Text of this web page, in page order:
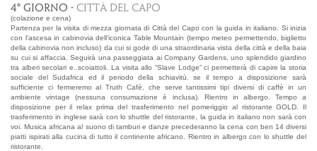
4° GIORNO - CITTÀ DEL CAPO
(colazione e cena)
Partenza per la visita di mezza giornata di Città del Capo con la guida in italiano. Si inizia
con l’ascesa in cabinovia dell’iconica Table Mountain (tempo meteo permettendo, biglietto
della cabinovia non incluso) da cui si gode di una straordinaria vista della città e della baia
su cui si affaccia. Seguirà una passeggiata ai Company Gardens, uno splendido giardino
tra alberi secolari e..scoiattoli. La visita allo “Slave Lodge” ci permetterà di capire la storia
sociale del Sudafrica ed il periodo della schiavitù. se il tempo a disposizione sarà
sufficiente ci fermeremo al Truth Cafè, che serve tantissimi tipi diversi di caffè in un
ambiente vintage (nessuna consumazione è inclusa). Rientro in albergo. Tempo a
disposizione per il relax prima del trasferimento nel pomeriggio al ristorante GOLD. Il
trasferimento in inglese sarà con lo shuttle del ristorante, la guida in italiano non sarà con
voi. Musica africana al suono di tamburi e danze precederanno la cena con ben 14 diversi
piatti ispirati alla cucina di tutto il continente africano. Rientro in albergo con lo shuttle del
ristorante.